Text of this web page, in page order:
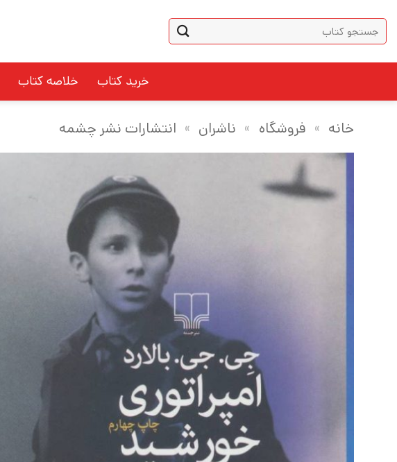
content
جستجو
برای:
خرید کتاب خلاصه کتاب
خانه » فروشگاه » ناشران » انتشارات نشر چشمه